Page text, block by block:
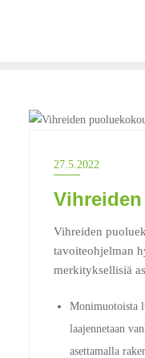
27.5.2022
Vihreiden
tavoiteohjelman
merkityksellisiä
Monimuotoista
laajennetaan
asettamalla